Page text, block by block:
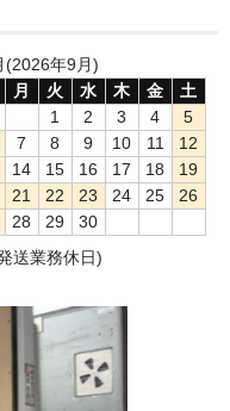
違うのですか？
えない会社
(2026年9月)
月 火 水 木 金
土
1
2 3 4
5
7 8 9 10 11
12
14 15 16 17 18
19
21 22 23 24 25
26
28 29
30
送業務休日)